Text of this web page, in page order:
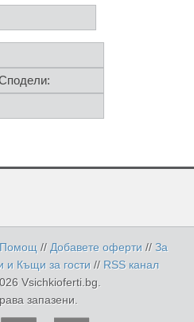
Помощ // Добавете оферти//За
и Къщи за гости // RSS канал
Vsichkioferti.bg.
запазени.